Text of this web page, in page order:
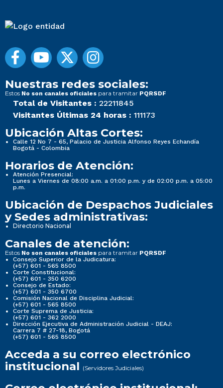
Nuestras redes sociales:
Estos No son canales oficiales para tramitar PQRSDF
Total de Visitantes : 22211845
Visitantes Últimas 24 horas : 111173
Ubicación Altas Cortes:
Calle 12 No 7 - 65, Palacio de Justicia Alfonso Reyes Echandía
Bogotá - Colombia
Horarios de Atención:
Atención Presencial:
Lunes a Viernes de 08:00 a.m. a 01:00 p.m. y de 02:00 p.m. a 05:00
p.m.
Ubicación de Despachos Judiciales
y Sedes administrativas:
Directorio Nacional
Canales de atención:
Estos No son canales oficiales para tramitar PQRSDF
Consejo Superior de la Judicatura:
(+57) 601 - 565 8500
Corte Constitucional:
(+57) 601 - 350 6200
Consejo de Estado:
(+57) 601 - 350 6700
Comisión Nacional de Disciplina Judicial:
(+57) 601 - 565 8500
Corte Suprema de Justicia:
(+57) 601 - 362 2000
Dirección Ejecutiva de Administración Judicial - DEAJ:
Carrera 7 # 27-18, Bogotá
(+57) 601 - 565 8500
Acceda a su correo electrónico
institucional (Servidores Judiciales)